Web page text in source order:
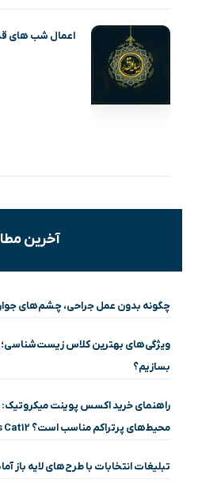
اعمال شب های
آخرین
چگونه بدون عمل جراحی، چشم‌های
ویژگی‌های بهترین کلاس زیست‌شناسی؛
بسازیم؟
راهنمای خرید اکسس پوینت میکروتیک:
محیط‌های پرتراکم مناسب است؟ Cat4 vs Cat6 vs Cat12
تبلیغات انتخابات با طرح‌های لایه باز